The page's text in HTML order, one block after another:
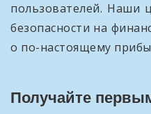
пользователей. Наши
безопасности на
о по-настоящему
Получайте